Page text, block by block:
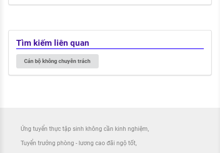
Tìm kiếm liên quan
Cán bộ không chuyên trách
Ứng tuyển thực tập sinh không cần kinh nghiệm
Tuyển trưởng phòng - lương cao đãi ngộ tốt